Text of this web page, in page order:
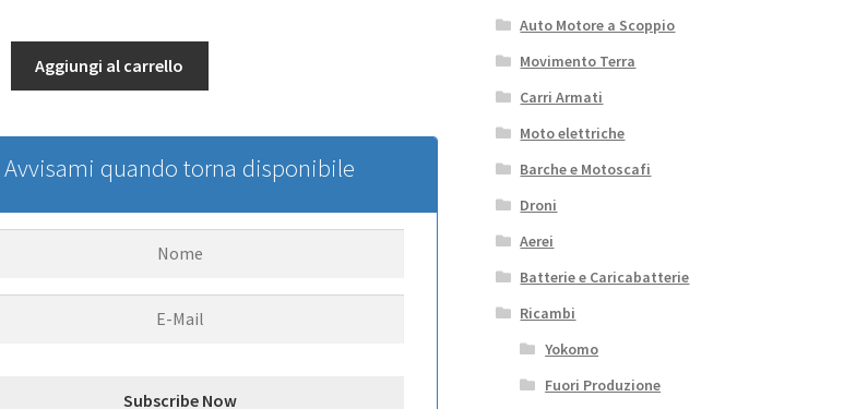
Aggiungi al carrello
Avvisami quando torna disponibile
Auto Motore a Scoppio
Movimento Terra
Carri Armati
Moto elettriche
Barche e Motoscafi
Droni
Aerei
Batterie e Caricabatterie
Ricambi
Yokomo
Fuori Produzione